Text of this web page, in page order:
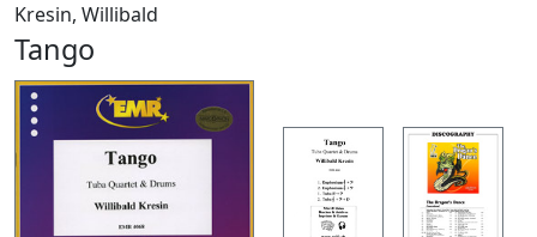
Kresin, Willibald
Tango